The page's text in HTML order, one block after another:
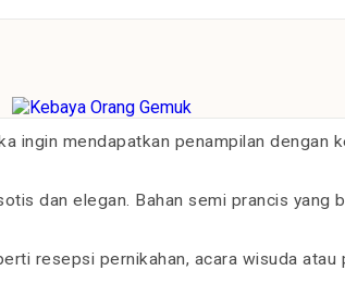
ingin mendapatkan penampilan dengan
dan elegan. Bahan semi prancis
resepsi pernikahan, acara wisuda